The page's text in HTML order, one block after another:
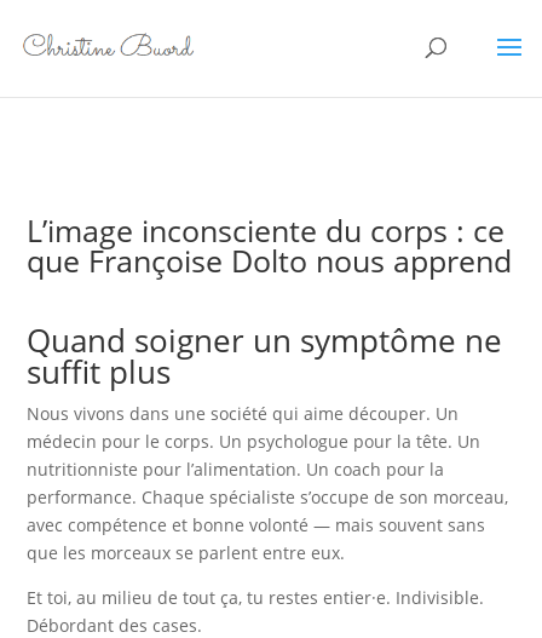
L’image inconsciente du corps : ce
que Françoise Dolto nous apprend
Quand soigner un symptôme ne
suffit plus
Nous vivons dans une société qui aime découper. Un
médecin pour le corps. Un psychologue pour la tête. Un
nutritionniste pour l’alimentation. Un coach pour la
performance. Chaque spécialiste s’occupe de son morceau,
avec compétence et bonne volonté — mais souvent sans
que les morceaux se parlent entre eux.
Et toi, au milieu de tout ça, tu restes entier·e. Indivisible.
Débordant des cases.